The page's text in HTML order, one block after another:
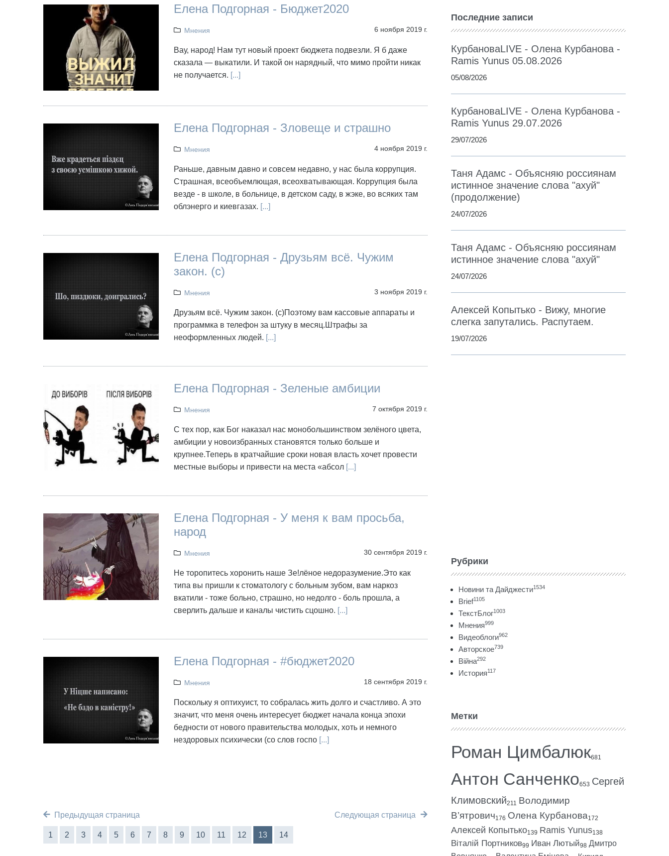
Елена Подгорная - Бюджет2020
Мнения 6 ноября 2019 г.
Вау, народ! Нам тут новый проект бюджета подвезли. Я б даже
сказала — выкатили. И такой он нарядный, что мимо пройти никак
не получается. [...]
Елена Подгорная - Зловеще и страшно
Мнения 4 ноября 2019 г.
Раньше, давным давно и совсем недавно, у нас была коррупция.
Страшная, всеобъемлющая, всеохватывающая. Коррупция была
везде - в школе, в больнице, в детском саду, в жэке, во всяких там
облэнерго и киевгазах. [...]
Елена Подгорная - Друзьям всё. Чужим
закон. (с)
Мнения 3 ноября 2019 г.
Друзьям всё. Чужим закон. (с)Поэтому вам кассовые аппараты и
программка в телефон за штуку в месяц.Штрафы за
неоформленных людей. [...]
Елена Подгорная - Зеленые амбиции
Мнения 7 октября 2019 г.
С тех пор, как Бог наказал нас монобольшинством зелёного цвета,
амбиции у новоизбранных становятся только больше и
крупнее.Теперь в кратчайшие сроки новая власть хочет провести
местные выборы и привести на места «абсол [...]
Елена Подгорная - У меня к вам просьба,
народ
Мнения 30 сентября 2019 г.
Не торопитесь хоронить наше Зе!лёное недоразумение.Это как
типа вы пришли к стоматологу с больным зубом, вам наркоз
вкатили - тоже больно, страшно, но недолго - боль прошла, а
сверлить дальше и каналы чистить сцошно. [...]
Елена Подгорная - #бюджет2020
Мнения 18 сентября 2019 г.
Поскольку я оптихуист, то собралась жить долго и счастливо. А это
значит, что меня очень интересует бюджет начала конца эпохи
бедности от нового правительства молодых, хоть и немного
нездоровых психически (со слов госпо [...]
Предыдущая страница Следующая страница
1 2 3 4 5 6 7 8 9 10 11 12 13 14
Последние записи
КурбановаLIVE - Олена Курбанова -
Ramis Yunus 05.08.2026
05/08/2026
КурбановаLIVE - Олена Курбанова -
Ramis Yunus 29.07.2026
29/07/2026
Таня Адамс - Объясняю россиянам
истинное значение слова "ахуй"
(продолжение)
24/07/2026
Таня Адамс - Объясняю россиянам
истинное значение слова "ахуй"
24/07/2026
Алексей Копытько - Вижу, многие
слегка запутались. Распутаем.
19/07/2026
Рубрики
Новини та Дайджести1534
Brief1105
ТекстБлог1003
Мнения999
Видеоблоги962
Авторское739
Війна292
История117
Метки
Роман Цимбалюк681
Антон Санченко653 Сергей
Климовский211 Володимир
В’ятрович176 Олена Курбанова172
Алексей Копытько139 Ramis Yunus138
Віталій Портников99 Иван Лютый98 Дмитро